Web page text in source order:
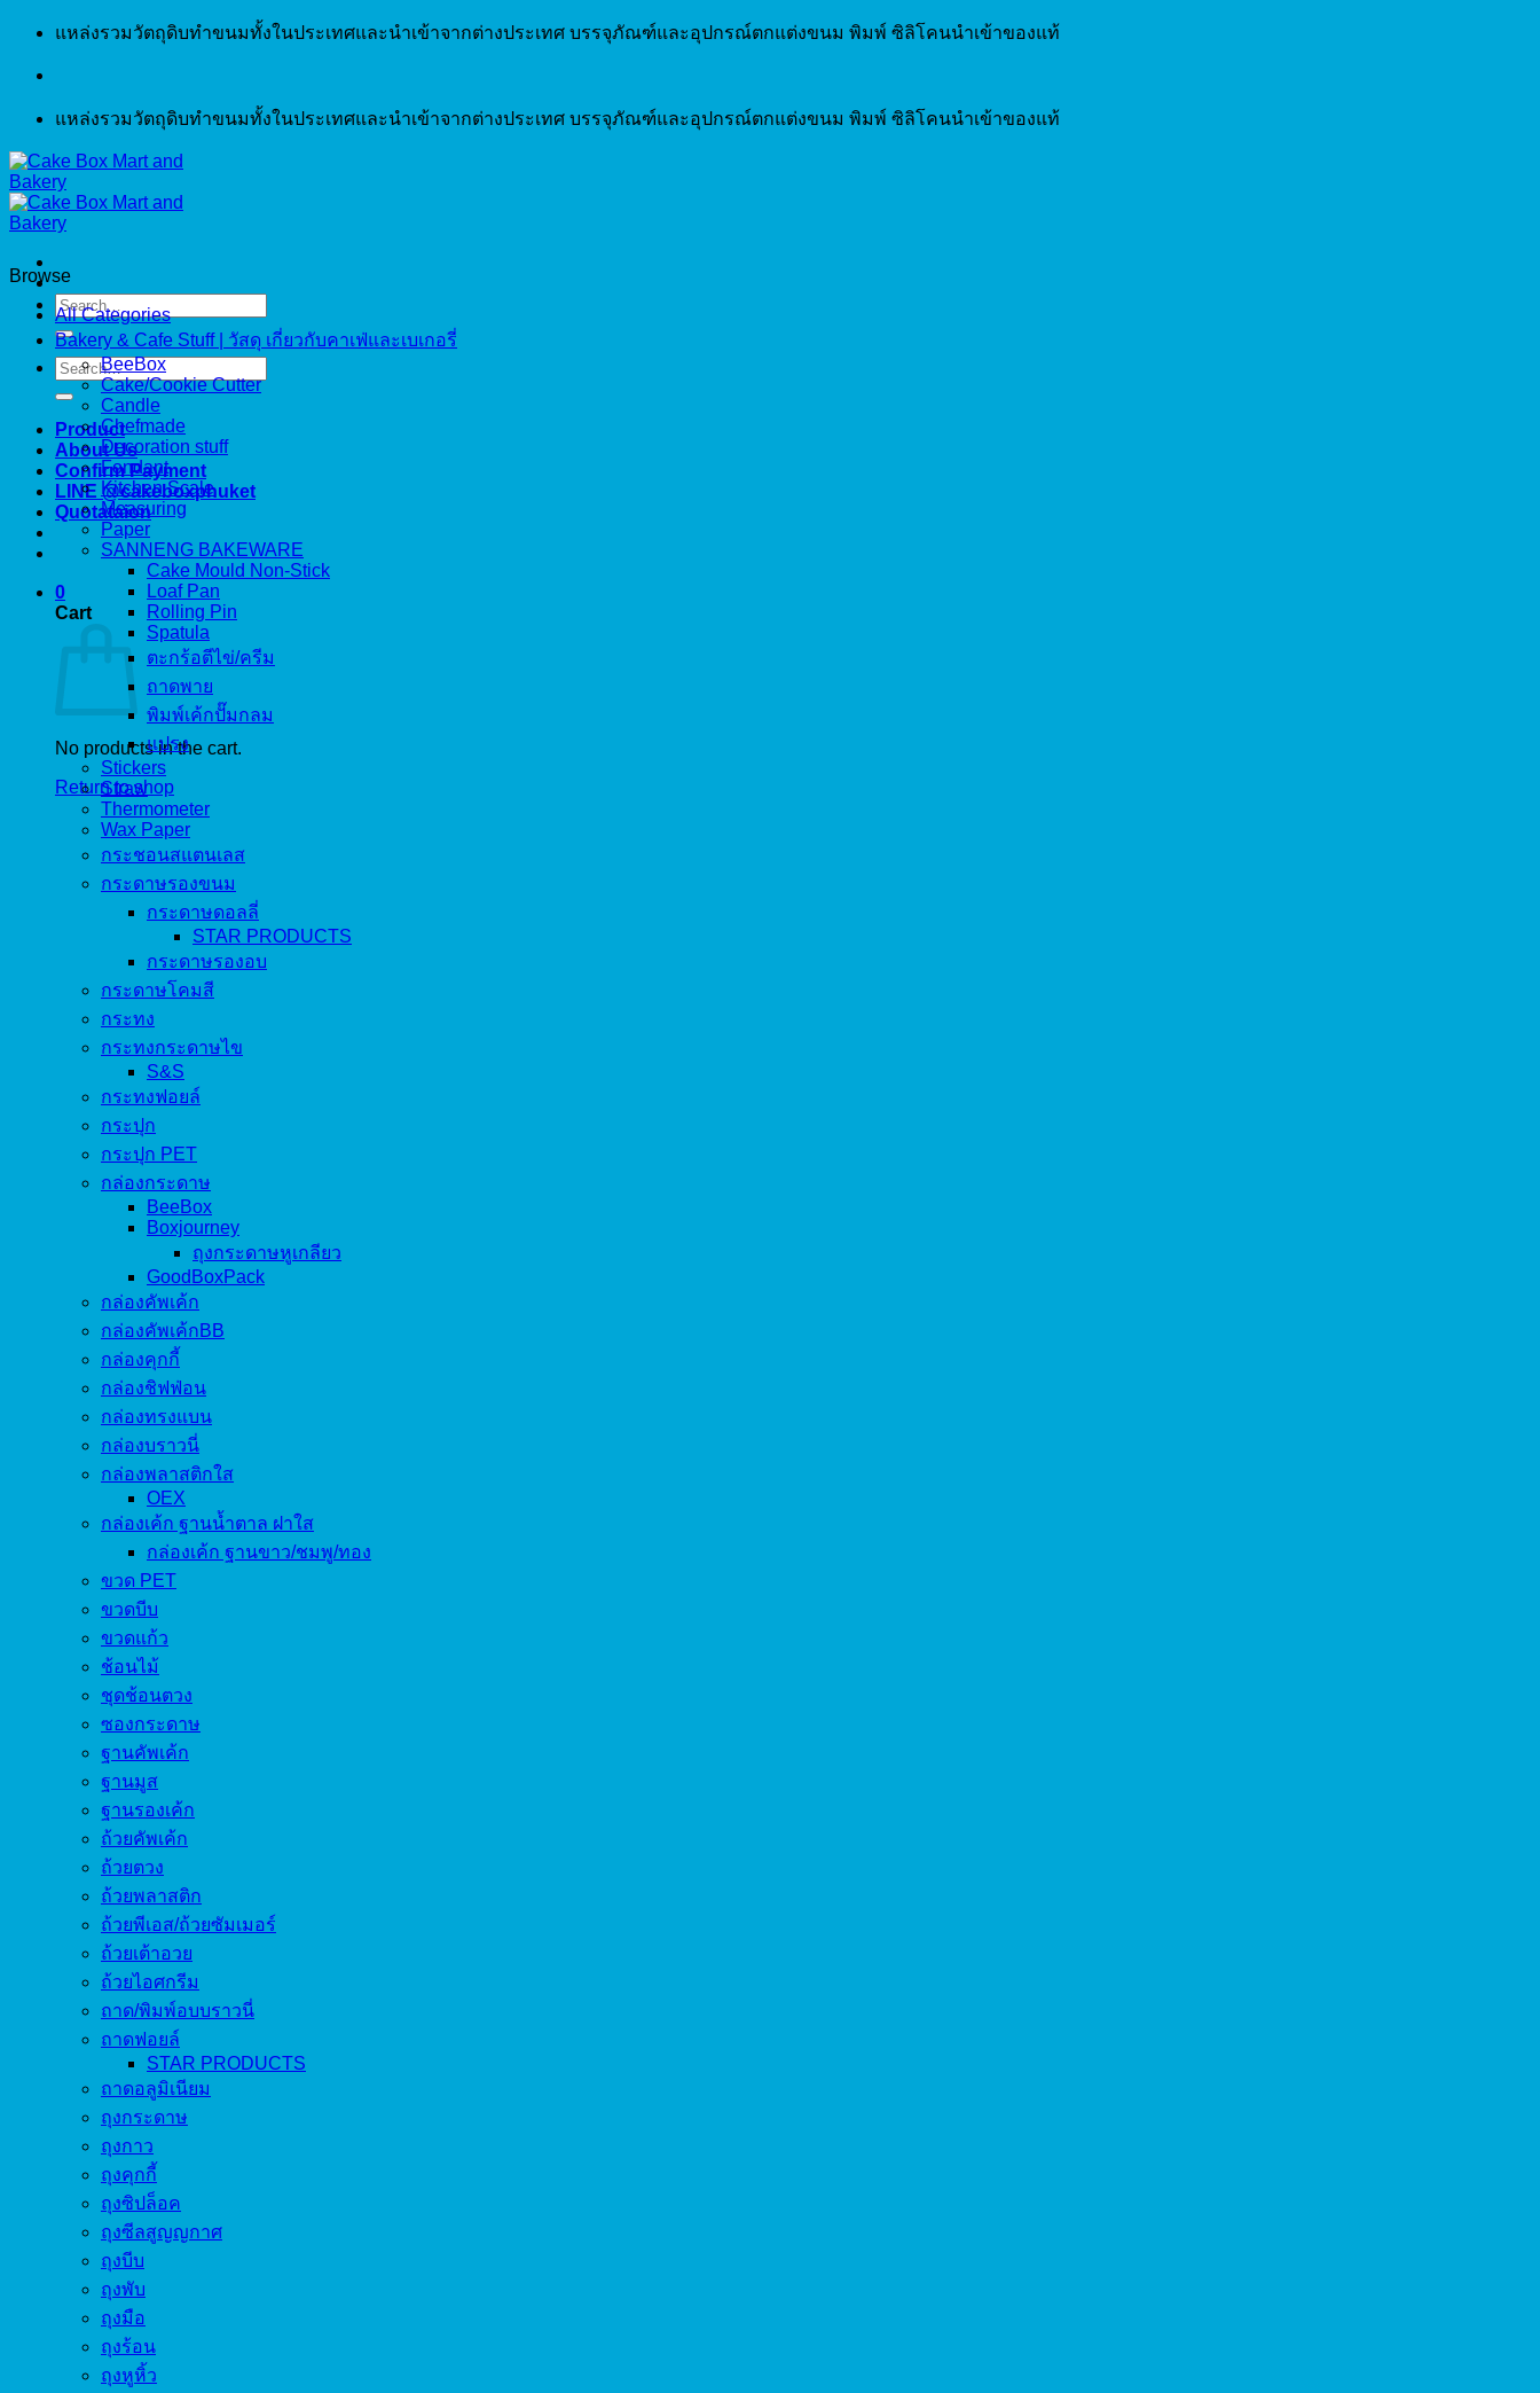
Skip
แหล่งรวมวัตถุดิบทำขนมทั้งในประเทศและนำเข้าจากต่างประเทศ บรรจุภัณฑ์และอุปกรณ์ตกแต่งขนม พิมพ์ ซิลิโคนนำเข้าของแท้
แหล่งรวมวัตถุดิบทำขนมทั้งในประเทศและนำเข้าจากต่างประเทศ บรรจุภัณฑ์และอุปกรณ์ตกแต่งขนม พิมพ์ ซิลิโคนนำเข้าของแท้
Search
for:
Search
for:
Product
About Us
Confirm Payment
LINE @cakeboxphuket
Quotataion
0
Cart
No products in the cart.
Return to shop
Browse
All Categories
Bakery & Cafe Stuff | วัสดุ เกี่ยวกับคาเฟ่และเบเกอรี่
BeeBox
Cake/Cookie Cutter
Candle
Chefmade
Decoration stuff
Fondant
Kitchen Scale
Measuring
Paper
SANNENG BAKEWARE
Cake Mould Non-Stick
Loaf Pan
Rolling Pin
Spatula
ตะกร้อตีไข่/ครีม
ถาดพาย
พิมพ์เค้กปั๊มกลม
แปรง
Stickers
Straw
Thermometer
Wax Paper
กระชอนสแตนเลส
กระดาษรองขนม
กระดาษดอลลี่
STAR PRODUCTS
กระดาษรองอบ
กระดาษโคมสี
กระทง
กระทงกระดาษไข
S&S
กระทงฟอยล์
กระปุก
กระปุก PET
กล่องกระดาษ
BeeBox
Boxjourney
ถุงกระดาษหูเกลียว
GoodBoxPack
กล่องคัพเค้ก
กล่องคัพเค้กBB
กล่องคุกกี้
กล่องชิฟฟ่อน
กล่องทรงแบน
กล่องบราวนี่
กล่องพลาสติกใส
OEX
กล่องเค้ก ฐานน้ำตาล ฝาใส
กล่องเค้ก ฐานขาว/ชมพู/ทอง
ขวด PET
ขวดบีบ
ขวดแก้ว
ช้อนไม้
ชุดช้อนตวง
ซองกระดาษ
ฐานคัพเค้ก
ฐานมูส
ฐานรองเค้ก
ถ้วยคัพเค้ก
ถ้วยตวง
ถ้วยพลาสติก
ถ้วยพีเอส/ถ้วยซัมเมอร์
ถ้วยเต้าอวย
ถ้วยไอศกรีม
ถาด/พิมพ์อบบราวนี่
ถาดฟอยล์
STAR PRODUCTS
ถาดอลูมิเนียม
ถุงกระดาษ
ถุงกาว
ถุงคุกกี้
ถุงซิปล็อค
ถุงซีลสูญญกาศ
ถุงบีบ
ถุงพับ
ถุงมือ
ถุงร้อน
ถุงหูหิ้ว